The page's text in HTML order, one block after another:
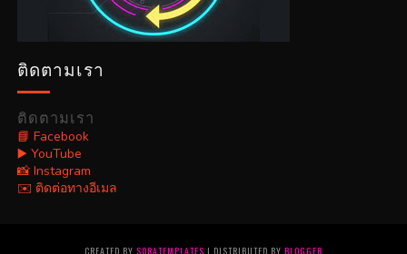
ติดตามเรา
ติดตามเรา
📘 Facebook
▶️ YouTube
📸 Instagram
✉️ ติดต่อทางอีเมล
CREATED BY SORATEMPLATES | DISTRIBUTED BY BLOGGER